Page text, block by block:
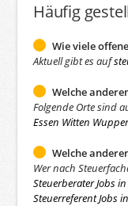
Häufig
Wie viele
Aktuell gibt es auf
Welche
Folgende Orte sind
Essen Witten
Welche
Wer nach
Steuerberater Jobs
Steuerreferent Jobs